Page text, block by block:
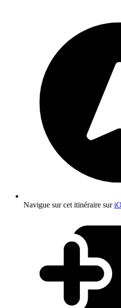
Navigue sur cet itinéraire sur